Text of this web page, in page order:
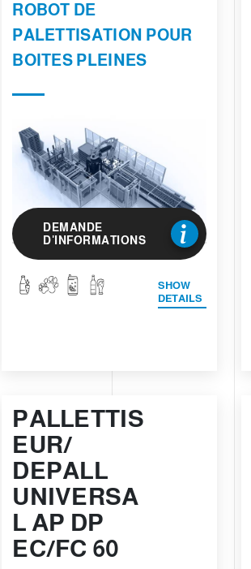
ROBOT DE
PALETTISATION POUR
BOITES PLEINES
DEMANDE
D'INFORMATIONS
SHOW
DETAILS
PALLETTIS
EUR/
DEPALL
UNIVERSA
L AP DP
EC/FC 60